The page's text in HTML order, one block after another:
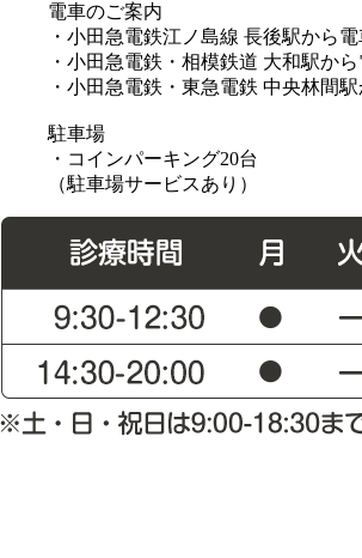
電車のご案内
・小田急電鉄江ノ島線 長後駅から
・小田急電鉄・相模鉄道 大和駅か
・小田急電鉄・東急電鉄 中央林間
駐車場
・コインパーキング20台
（駐車場サービスあり）